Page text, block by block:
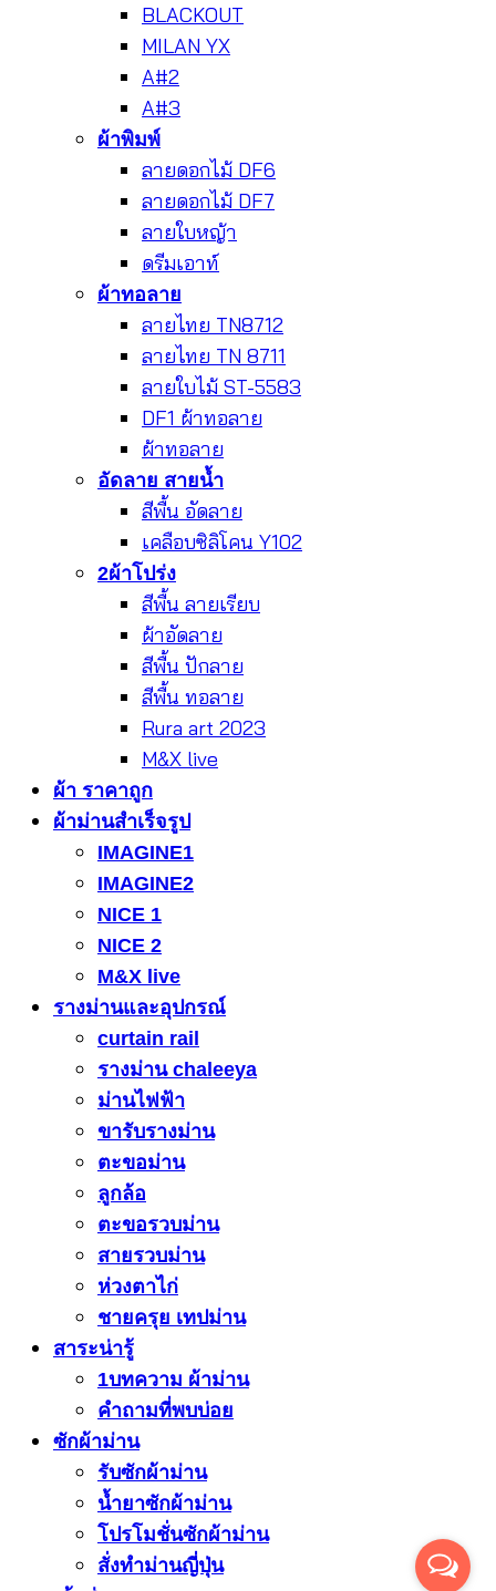
BLACKOUT
MILAN YX
A#2
A#3
ผ้าพิมพ์
ลายดอกไม้ DF6
ลายดอกไม้ DF7
ลายใบหญ้า
ดรีมเอาท์
ผ้าทอลาย
ลายไทย TN8712
ลายไทย TN 8711
ลายใบไม้ ST-5583
DF1 ผ้าทอลาย
ผ้าทอลาย
อัดลาย สายน้ำ
สีพื้น อัดลาย
เคลือบซิลิโคน Y102
2ผ้าโปร่ง
สีพื้น ลายเรียบ
ผ้าอัดลาย
สีพื้น ปักลาย
สีพื้น ทอลาย
Rura art 2023
M&X live
ผ้า ราคาถูก
ผ้าม่านสำเร็จรูป
IMAGINE1
IMAGINE2
NICE 1
NICE 2
M&X live
รางม่านและอุปกรณ์
curtain rail
รางม่าน chaleeya
ม่านไฟฟ้า
ขารับรางม่าน
ตะขอม่าน
ลูกล้อ
ตะขอรวบม่าน
สายรวบม่าน
ห่วงตาไก่
ชายครุย เทปม่าน
สาระน่ารู้
1บทความ ผ้าม่าน
คำถามที่พบบ่อย
ซักผ้าม่าน
รับซักผ้าม่าน
น้ำยาซักผ้าม่าน
โปรโมชั่นซักผ้าม่าน
สั่งทำม่านญี่ปุ่น